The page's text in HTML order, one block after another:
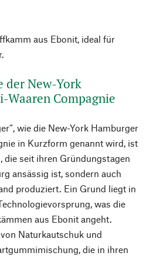
aus Ebonit, ideal für
der New-York
Waaren Compagnie
wie die New-York Hamburger
in Kurzform genannt wird, ist
die seit ihren Gründungstagen
ansässig ist, sondern auch
produziert. Ein Grund liegt in
was die
aus Ebonit angeht.
Naturkautschuk und
die in ihren